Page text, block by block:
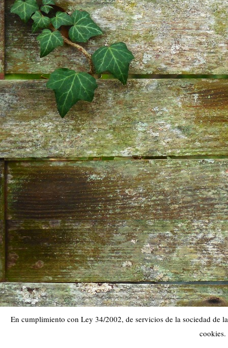
En cumplimiento con Ley 34/2002, de servicios de la sociedad de
cookies.